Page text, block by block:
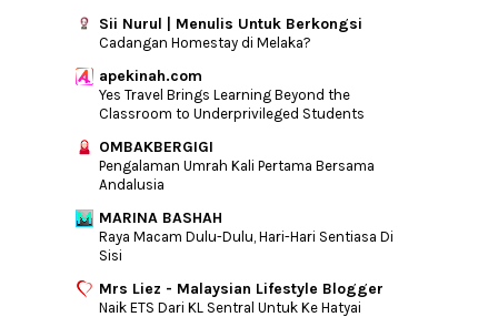
Sii Nurul | Menulis Untuk Berkongsi
Cadangan Homestay di Melaka?
apekinah.com
Yes Travel Brings Learning Beyond the
Classroom to Underprivileged Students
OMBAKBERGIGI
Pengalaman Umrah Kali Pertama Bersama
Andalusia
MARINA BASHAH
Raya Macam Dulu-Dulu, Hari-Hari Sentiasa Di
Sisi
Mrs Liez - Malaysian Lifestyle Blogger
Naik ETS Dari KL Sentral Untuk Ke Hatyai